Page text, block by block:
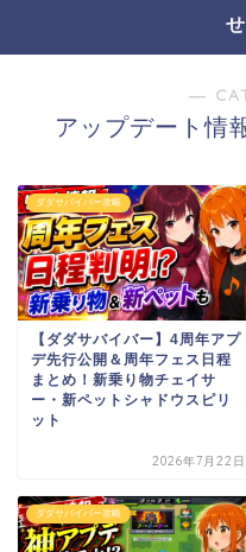
―
アップデート情
ダダサバイバー攻略
【ダダサバイバー】4周年アプ
デ先行公開＆周年フェス日程
まとめ！新乗り物チェイサ
ー・新ペットシャドウスピリ
ット
2026年7月22日
ダダサバイバー攻略